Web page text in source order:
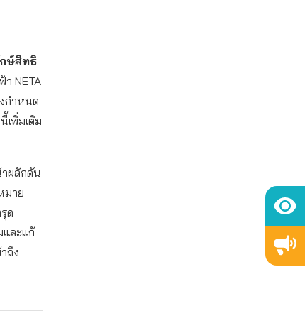
ษ์สิทธิ
NETA
กำหนด
เพิ่มเติม
ผลักดัน
มาย
ด
และแก้
ถึง